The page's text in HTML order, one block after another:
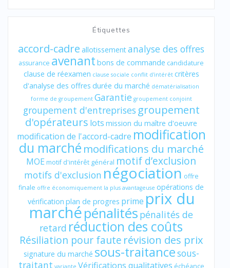
Étiquettes
accord-cadre allotissementanalyse des offres
assurance avenant bons de commande candidature
clause de réexamen clause sociale conflit d'intérêt critères
d'analyse des offres durée du marché dématérialisation
forme de groupement Garantie groupement conjoint
groupement d'entreprises groupement
d'opérateurs lots mission du maître d'oeuvre
modification de l'accord-cadre modification
du marché modifications du marché
MOE motif d'intérêt général motif d’exclusion
motifs d'exclusion négociation offre
finale offre économiquement la plus avantageuse opérations de
vérification plan de progres prime prix du
marchépénalités pénalités de
retard réduction des coûts
Résiliation pour faute révision des prix
signature du marché sous-traitancesous-
traitant variante Vérifications qualitatives échéance